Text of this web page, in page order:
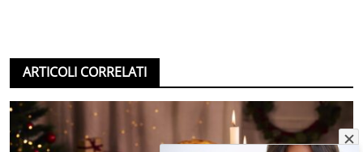
ARTICOLI CORRELATI